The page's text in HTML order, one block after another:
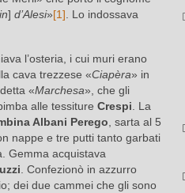
] d’Alesi»[1]. Lo indossava
l’osteria, i cui muri erano
cava trezzese «Ciapèra» in
detta «Marchesa», che gli
alle tessiture Crespi. La
Albani Perego, sarta al 5
nappe e tre putti tanto garbati
Gemma acquistava
. Confezionò in azzurro
dei due cammei che gli sono